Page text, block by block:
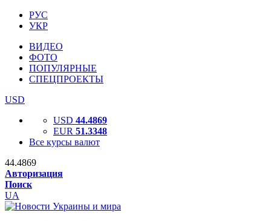
РУС
УКР
ВИДЕО
ФОТО
ПОПУЛЯРНЫЕ
СПЕЦПРОЕКТЫ
USD
USD 44.4869
EUR 51.3348
Все курсы валют
44.4869
Авторизация
Поиск
UA